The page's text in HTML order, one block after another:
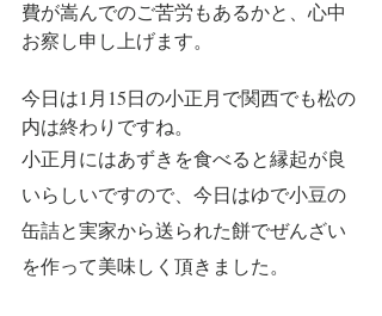
費が嵩んでのご苦労もあるかと、心中
お察し申し上げます。
今日は1月15日の小正月で関西でも松の
内は終わりですね。
小正月にはあずきを食べると縁起が良
いらしいですので、今日はゆで小豆の
缶詰と実家から送られた餅でぜんざい
を作って美味しく頂きました。